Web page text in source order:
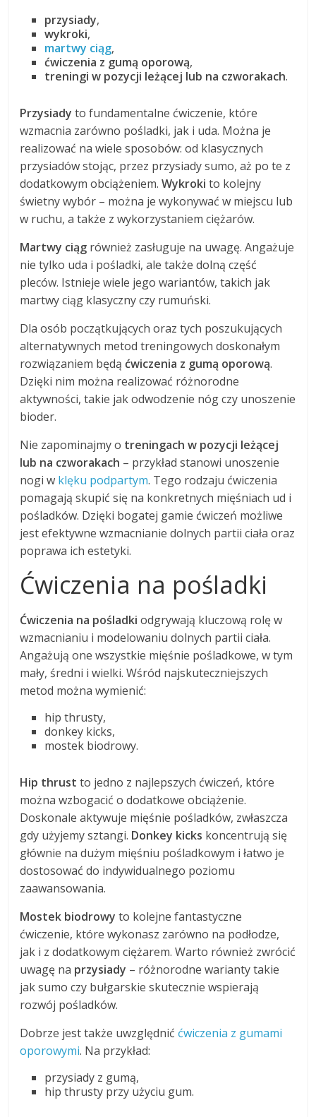
przysiady,
wykroki,
martwy ciąg,
ćwiczenia z gumą oporową,
treningi w pozycji leżącej lub na czworakach.
Przysiady to fundamentalne ćwiczenie, które
wzmacnia zarówno pośladki, jak i uda. Można je
realizować na wiele sposobów: od klasycznych
przysiadów stojąc, przez przysiady sumo, aż po te z
dodatkowym obciążeniem.Wykroki to kolejny
świetny wybór – można je wykonywać w miejscu lub
w ruchu, a także z wykorzystaniem ciężarów.
Martwy ciąg również zasługuje na uwagę. Angażuje
nie tylko uda i pośladki, ale także dolną część
pleców. Istnieje wiele jego wariantów, takich jak
martwy ciąg klasyczny czy rumuński.
Dla osób początkujących oraz tych poszukujących
alternatywnych metod treningowych doskonałym
rozwiązaniem będąćwiczenia z gumą oporową.
Dzięki nim można realizować różnorodne
aktywności, takie jak odwodzenie nóg czy unoszenie
bioder.
Nie zapominajmy o treningach w pozycji leżącej
lub na czworakach – przykład stanowi unoszenie
nogi w klęku podpartym. Tego rodzaju ćwiczenia
pomagają skupić się na konkretnych mięśniach ud i
pośladków. Dzięki bogatej gamie ćwiczeń możliwe
jest efektywne wzmacnianie dolnych partii ciała oraz
poprawa ich estetyki.
Ćwiczenia na pośladki
Ćwiczenia na pośladki odgrywają kluczową rolę w
wzmacnianiu i modelowaniu dolnych partii ciała.
Angażują one wszystkie mięśnie pośladkowe, w tym
mały, średni i wielki. Wśród najskuteczniejszych
metod można wymienić:
hip thrusty,
donkey kicks,
mostek biodrowy.
Hip thrust to jedno z najlepszych ćwiczeń, które
można wzbogacić o dodatkowe obciążenie.
Doskonale aktywuje mięśnie pośladków, zwłaszcza
gdy użyjemy sztangi. Donkey kicks koncentrują się
głównie na dużym mięśniu pośladkowym i łatwo je
dostosować do indywidualnego poziomu
zaawansowania.
Mostek biodrowy to kolejne fantastyczne
ćwiczenie, które wykonasz zarówno na podłodze,
jak i z dodatkowym ciężarem. Warto również zwrócić
uwagę na przysiady – różnorodne warianty takie
jak sumo czy bułgarskie skutecznie wspierają
rozwój pośladków.
Dobrze jest także uwzględnić ćwiczenia z gumami
oporowymi. Na przykład:
przysiady z gumą,
hip thrusty przy użyciu gum.